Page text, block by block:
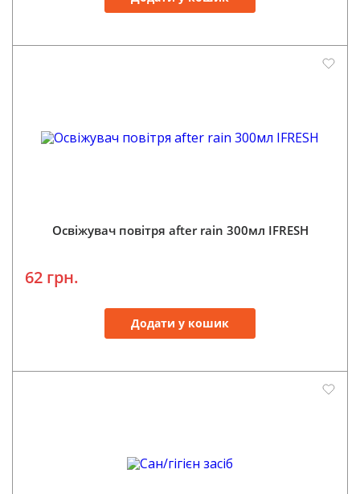
Освіжувач повітря after rain 300мл IFRESH
62 грн.
Додати у кошик